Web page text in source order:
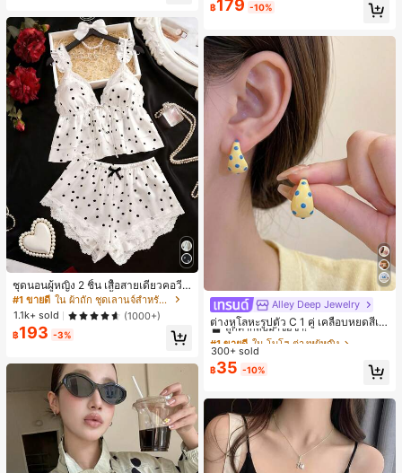
ี, การแข่งม้าดาร์บี้, วันประกาศอิสรภาพ
ชุดนอนผู้หญิง 2 ชิ้น เสื้อสายเดี่ยวคอวีลู
กไม้ พร้อมกางเกงขาสั้นแต่งลูกไม้ แต่ง
โบว์ที่เอว ชุดลำลองผู้หญิงนุ่มสบายน่ารั
ก สไตล์เอสเธติก
#1 ขายดี
ใน ผ้าถัก ชุดเลานจ์สำหรับผู้หญิง
1.1k+ sold
(1000+)
฿193 -3%
฿179 -10%
Alley Deep Jewelry
ต่างหูโลหะรูปตัว C 1 คู่ เคลือบหยดสีเห
ลือง ลายจุดสีน้ำเงิน สไตล์ยุโรปและอเม
ริกัน แฟชั่นส่วนตัว หวานและสง่างาม
สำหรับผู้หญิงและเด็กหญิง สำหรับการเ
ดินทาง งานแต่งงาน ปาร์ตี้ วันเกิด ของ
#1 ขายดี ใน โบโฮ ต่างหูผู้หญิง
ลูกค้ากลับมาซื้อซ้ำ!
เกือบหมดแล้ว!
#1 ขายดี ใน โบโฮ ต่างหูผู้หญิง
ลูกค้ากลับมาซื้อซ้ำ!
เกือบหมดแล้ว!
#1 ขายดี ใน โบโฮ ต่างหูผู้หญิง
ลูกค้ากลับมาซื้อซ้ำ!
เกือบหมดแล้ว!
#1 ขายดี ใน โบโฮ ต่างหูผู้หญิง
เกือบหมดแล้ว!
300+ sold
฿35 -10%